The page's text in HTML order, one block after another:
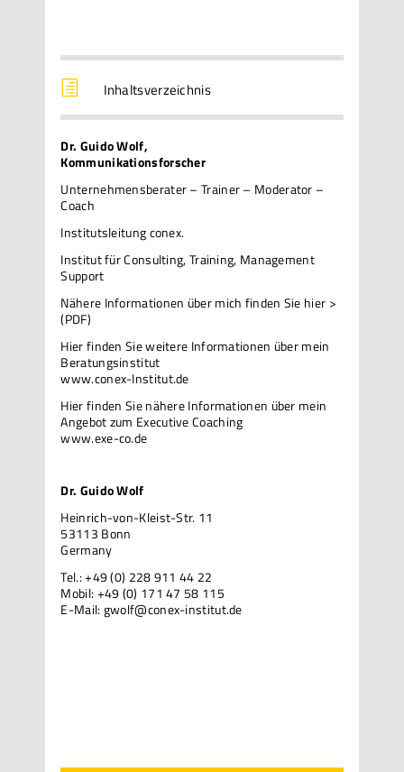
h Inhaltsverzeichnis
Dr. Guido Wolf,
Kommunikationsforscher
Unternehmensberater – Trainer – Moderator –
Coach
Institutsleitung conex.
Institut für Consulting, Training, Management
Support
Nähere Informationen über mich finden Sie hier >
(PDF)
Hier finden Sie weitere Informationen über mein
Beratungsinstitut
www.conex-Institut.de
Hier finden Sie nähere Informationen über mein
Angebot zum Executive Coaching
www.exe-co.de
Dr. Guido Wolf
Heinrich-von-Kleist-Str. 11
53113 Bonn
Germany
Tel.: +49 (0) 228 911 44 22
Mobil: +49 (0) 171 47 58 115
E-Mail:gwolf@conex-institut.de